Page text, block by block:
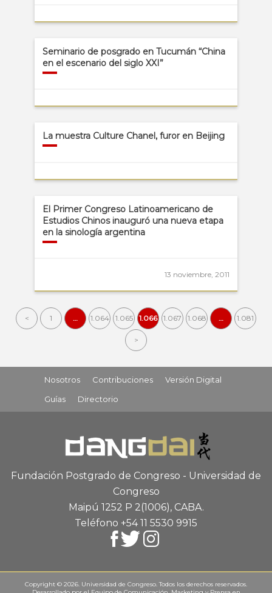
Seminario de posgrado en Tucumán “China
en el escenario del siglo XXI”
La muestra Culture Chanel, furor en Beijing
El Primer Congreso Latinoamericano de
Estudios Chinos inauguró una nueva etapa
en la sinología argentina
13 noviembre, 2011
< 1 … 1.064 1.065 1.066 1.067 1.068 … 1.081
>
Nosotros Contribuciones
Versión Digital
Guías
Directorio
Fundación Postgrado de Congreso - Universidad de
Congreso
Maipú 1252 P 2(1006), CABA.
Teléfono +54 11 5530 9915
Copyright © 2026. Universidad de Congreso. Todos los derechos reservados.